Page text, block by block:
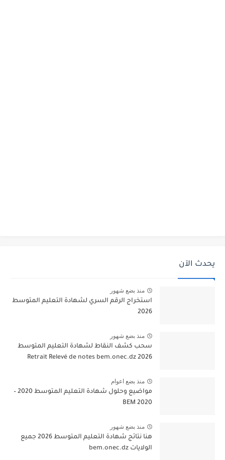
يحدث الآن
منذ بضع شهور
استخراج الرقم السري لشهادة التعليم المتوسط
2026
منذ بضع شهور
سحب كشف النقاط لشهادة التعليم المتوسط
2026 Retrait Relevé de notes bem.onec.dz
منذ بضع اعوام
مواضيع وحلول شهادة التعليم المتوسط 2020 –
BEM 2020
منذ بضع شهور
هنا نتائج شهادة التعليم المتوسط 2026 جميع
الولايات bem.onec.dz